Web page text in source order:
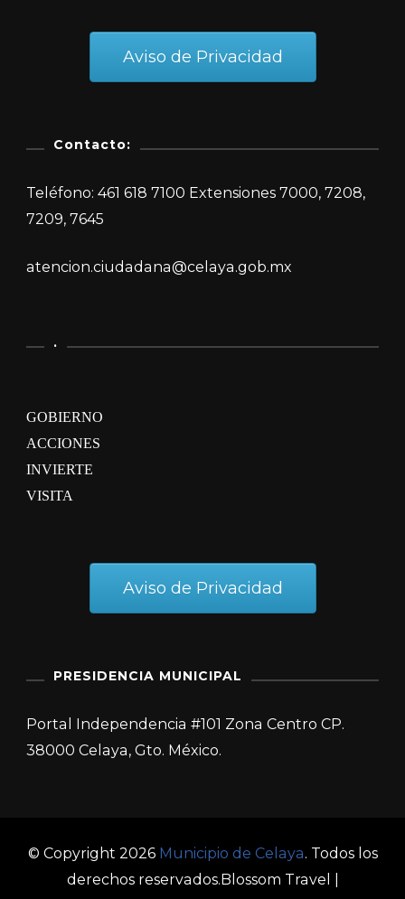
Aviso de Privacidad
Contacto:
Teléfono: 461 618 7100 Extensiones 7000, 7208,
7209, 7645
atencion.ciudadana@celaya.gob.mx
.
GOBIERNO
ACCIONES
INVIERTE
VISITA
Aviso de Privacidad
PRESIDENCIA MUNICIPAL
Portal Independencia #101 Zona Centro CP.
38000 Celaya, Gto. México.
© Copyright 2026 Municipio de Celaya. Todos los
derechos reservados. Blossom Travel |